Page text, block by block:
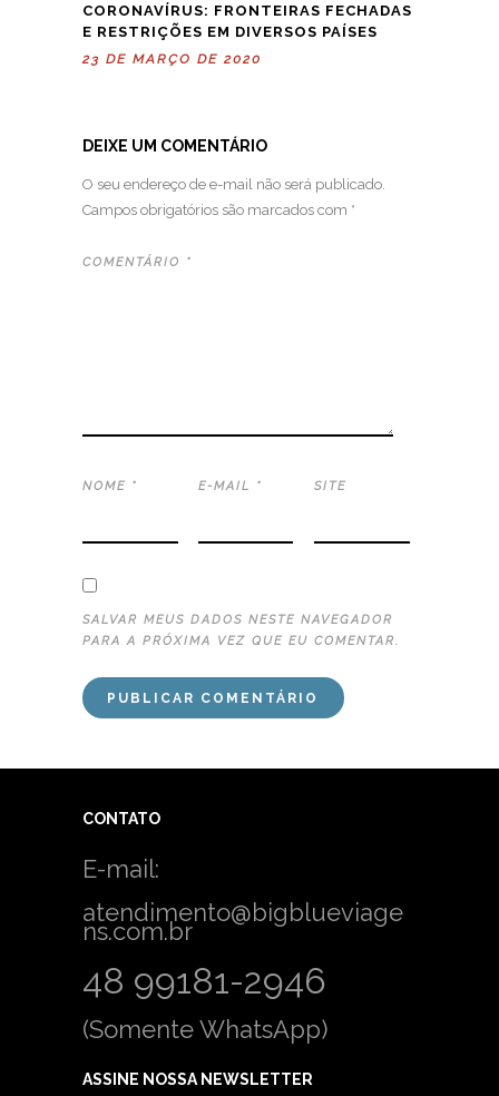
CORONAVÍRUS: FRONTEIRAS FECHADAS
E RESTRIÇÕES EM DIVERSOS PAÍSES
23 DE MARÇO DE 2020
DEIXE UM COMENTÁRIO
O seu endereço de e-mail não será publicado.
Campos obrigatórios são marcados com *
COMENTÁRIO *
NOME * E-MAIL * SITE
SALVAR MEUS DADOS NESTE NAVEGADOR
PARA A PRÓXIMA VEZ QUE EU COMENTAR.
CONTATO
E-mail:
atendimento@bigblueviage
ns.com.br
48 99181-2946
(Somente WhatsApp)
ASSINE NOSSA NEWSLETTER